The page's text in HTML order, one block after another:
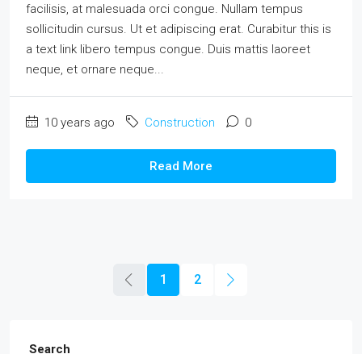
facilisis, at malesuada orci congue. Nullam tempus
sollicitudin cursus. Ut et adipiscing erat. Curabitur this is
a text link libero tempus congue. Duis mattis laoreet
neque, et ornare neque...
10 years ago Construction 0
Read More
1 2
Search